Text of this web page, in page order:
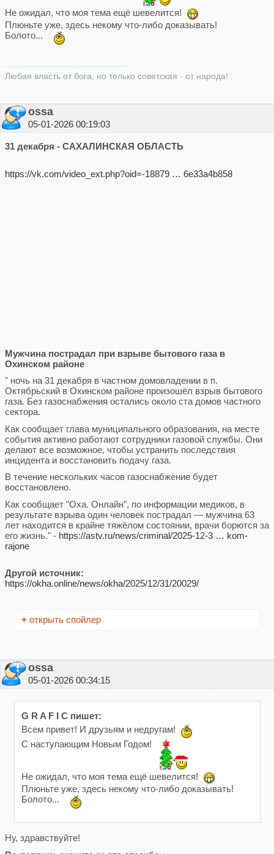
Не ожидал, что моя тема ещё шевелится!
Плюньте уже, здесь некому что-либо доказывать!
Болото...
Любая власть от бога, но только советская - от народа!
ossa
05-01-2026 00:19:03
31 декабря - САХАЛИНСКАЯ ОБЛАСТЬ
https://vk.com/video_ext.php?oid=-18879 … 6e33a4b858
Мужчина пострадал при взрыве бытового газа в
Охинском районе
" ночь на 31 декабря в частном домовладении в п.
Октябрьский в Охинском районе произошёл взрыв бытового
газа. Без газоснабжения остались около ста домов частного
сектора.
Как сообщает глава муниципального образования, на месте
события активно работают сотрудники газовой службы. Они
делают все возможное, чтобы устранить последствия
инцидента и восстановить подачу газа.
В течение нескольких часов газоснабжение будет
восстановлено.
Как сообщает "Оха. Онлайн", по информации медиков, в
результате взрыва один человек пострадал — мужчина 63
лет находится в крайне тяжёлом состоянии, врачи борются за
его жизнь." - https://astv.ru/news/criminal/2025-12-3 … kom-
rajone
Другой источник:
https://okha.online/news/okha/2025/12/31/20029/
+открыть спойлер
ossa
05-01-2026 00:34:15
G R A F I C пишет:
Всем привет! И друзьям и недругам!
С наступающим Новым Годом!
Не ожидал, что моя тема ещё шевелится!
Плюньте уже, здесь некому что-либо доказывать!
Болото...
Ну, здравствуйте!